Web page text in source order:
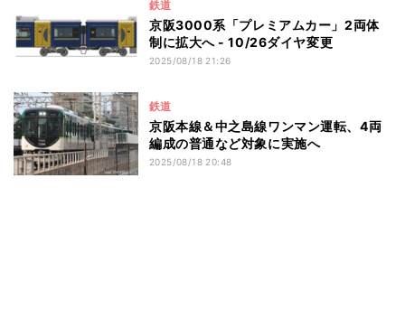
鉄道
京阪3000系「プレミアムカー」2両体
制に拡大へ - 10/26ダイヤ変更
2025/08/18 21:26
鉄道
京阪本線＆中之島線ワンマン運転、4両
編成の普通など対象に実施へ
2025/08/18 20:48